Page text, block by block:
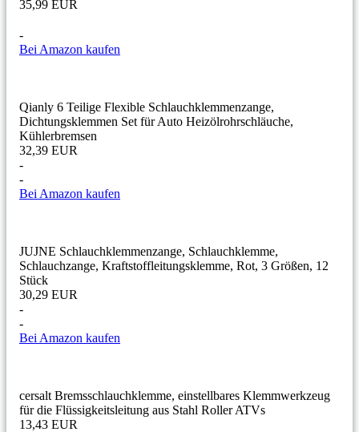
35,99 EUR
-
Bei Amazon kaufen
Qianly 6 Teilige Flexible Schlauchklemmenzange,
Dichtungsklemmen Set für Auto Heizölrohrschläuche,
Kühlerbremsen
32,39 EUR
-
-
Bei Amazon kaufen
JUJNE Schlauchklemmenzange, Schlauchklemme,
Schlauchzange, Kraftstoffleitungsklemme, Rot, 3 Größen, 12
Stück
30,29 EUR
-
-
Bei Amazon kaufen
cersalt Bremsschlauchklemme, einstellbares Klemmwerkzeug
für die Flüssigkeitsleitung aus Stahl Roller ATVs
13,43 EUR